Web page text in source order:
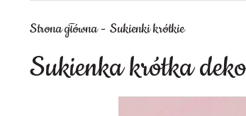
Strona główna Sukienki krótkie
Sukienka krótka